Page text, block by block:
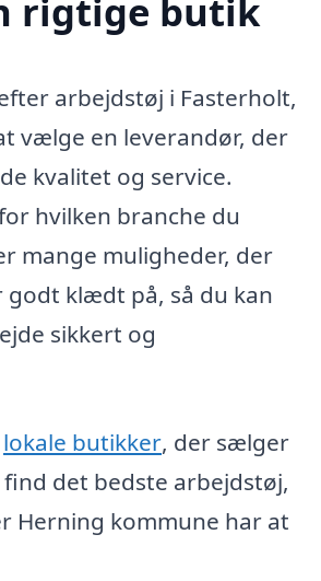
rigtige butik
arbejdstøj i Fasterholt,
vælge en leverandør, der
kvalitet og service.
hvilken branche du
mange muligheder, der
godt klædt på, så du kan
sikkert og
lokale butikker, der sælger
det bedste arbejdstøj,
Herning kommune har at